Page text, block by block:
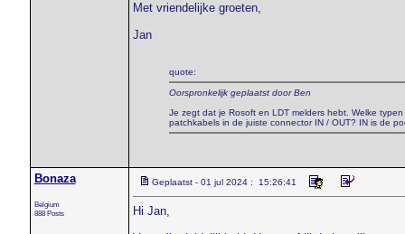
Met vriendelijke groeten,
Jan
quote:
Oorspronkelijk geplaatst door Ben
Je zegt dat je Rosoft en LDT melders hebt. Welke
patchkabels in de juiste connector IN / OUT? IN is de
Bonaza
Belgium
888 Posts
Geplaatst - 01 jul 2024 : 15:26:41
Hi Jan,